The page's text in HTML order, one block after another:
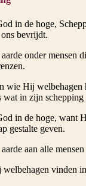
in de hoge,
bevrijdt.
onder mensen
wie Hij welbehagen
wat in zijn schepping
in de hoge, want
gestalte geven.
aan alle
vinden